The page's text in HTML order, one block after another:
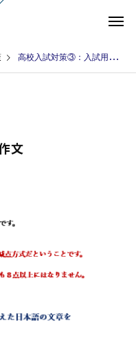
高校入試対策③：入試用英作文
文